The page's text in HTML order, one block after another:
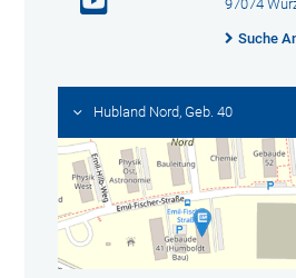
97074
Suche
Hubland Nord, Geb. 40